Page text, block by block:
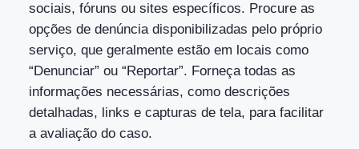
sociais, fóruns ou sites específicos. Procure as
opções de denúncia disponibilizadas pelo próprio
serviço, que geralmente estão em locais como
“Denunciar” ou “Reportar”. Forneça todas as
informações necessárias, como descrições
detalhadas, links e capturas de tela, para facilitar
a avaliação do caso.